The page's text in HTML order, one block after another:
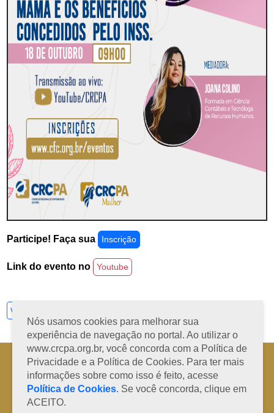
Participe! Faça sua Inscrição
Link do evento no Youtube
Ver todos
Nós usamos cookies para melhorar sua
experiência de navegação no portal. Ao utilizar o
www.crcpa.org.br, você concorda com a Política de
Privacidade e a Política de Cookies. Para ter mais
informações sobre como isso é feito, acesse
Política de Cookies. Se você concorda, clique em
ACEITO.
Horário de Atendimento: 08h às 12h e 13h às 17h de segunda à sexta-
feira
Fone: +55 91 3202-4150 | E-mail: protocolo@crcpa.org.br
Copyright 2014/2026 | Todos os direitos reservados ao CRC-PA